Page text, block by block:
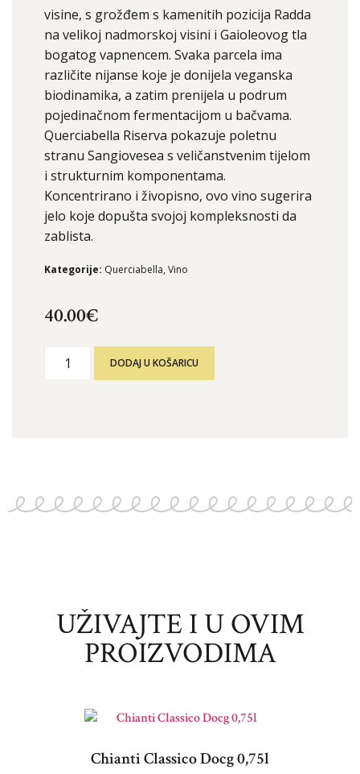
visine, s grožđem s kamenitih pozicija Radda
na velikoj nadmorskoj visini i Gaioleovog tla
bogatog vapnencem. Svaka parcela ima
različite nijanse koje je donijela veganska
biodinamika, a zatim prenijela u podrum
pojedinačnom fermentacijom u bačvama.
Querciabella Riserva pokazuje poletnu
stranu Sangiovesea s veličanstvenim tijelom
i strukturnim komponentama.
Koncentrirano i živopisno, ovo vino sugerira
jelo koje dopušta svojoj kompleksnosti da
zablista.
Kategorije: Querciabella, Vino
40.00€
DODAJ U KOŠARICU
UŽIVAJTE I U OVIM
PROIZVODIMA
Chianti Classico Docg 0,75l